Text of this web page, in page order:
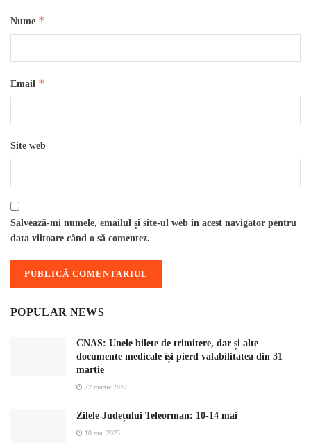
Nume *
Email *
Site web
Salvează-mi numele, emailul și site-ul web în acest navigator pentru
data viitoare când o să comentez.
POPULAR NEWS
CNAS: Unele bilete de trimitere, dar și alte
documente medicale își pierd valabilitatea din 31
martie
22 martie 2022
Zilele Județului Teleorman: 10-14 mai
10 mai 2025